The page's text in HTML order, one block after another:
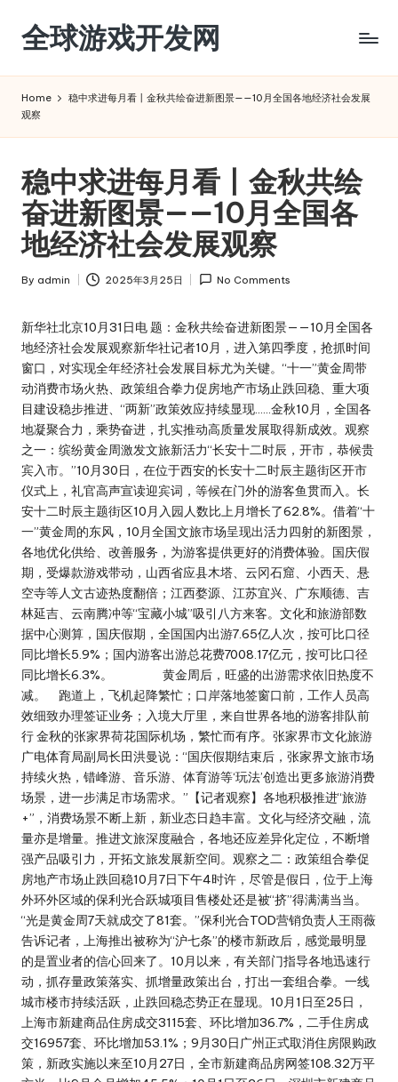
Skip
content
全球游戏开发网
Home
稳中求进每月看丨金秋共绘奋进新图景——10月全国各地经济社会发展
观察
稳中求进每月看丨金秋共绘
奋进新图景——10月全国各
地经济社会发展观察
Posted
By admin 2025年3月25日 No Comments
新华社北京10月31日电 题：金秋共绘奋进新图景——10月全国各
地经济社会发展观察新华社记者10月，进入第四季度，抢抓时间
窗口，对实现全年经济社会发展目标尤为关键。“十一”黄金周带
动消费市场火热、政策组合拳力促房地产市场止跌回稳、重大项
目建设稳步推进、“两新”政策效应持续显现……金秋10月，全国各
地凝聚合力，乘势奋进，扎实推动高质量发展取得新成效。观察
之一：缤纷黄金周激发文旅新活力“长安十二时辰，开市，恭候贵
宾入市。”10月30日，在位于西安的长安十二时辰主题街区开市
仪式上，礼官高声宣读迎宾词，等候在门外的游客鱼贯而入。长
安十二时辰主题街区10月入园人数比上月增长了62.8%。借着“十
一”黄金周的东风，10月全国文旅市场呈现出活力四射的新图景，
各地优化供给、改善服务，为游客提供更好的消费体验。国庆假
期，受爆款游戏带动，山西省应县木塔、云冈石窟、小西天、悬
空寺等人文古迹热度翻倍；江西婺源、江苏宜兴、广东顺德、吉
林延吉、云南腾冲等“宝藏小城”吸引八方来客。文化和旅游部数
据中心测算，国庆假期，全国国内出游7.65亿人次，按可比口径
同比增长5.9%；国内游客出游总花费7008.17亿元，按可比口径
同比增长6.3%。 黄金周后，旺盛的出游需求依旧热度不
减。 跑道上，飞机起降繁忙；口岸落地签窗口前，工作人员高
效细致办理签证业务；入境大厅里，来自世界各地的游客排队前
行 金秋的张家界荷花国际机场，繁忙而有序。张家界市文化旅游
广电体育局副局长田洪曼说：“国庆假期结束后，张家界文旅市场
持续火热，错峰游、音乐游、体育游等‘玩法’创造出更多旅游消费
场景，进一步满足市场需求。”【记者观察】各地积极推进“旅游
+”，消费场景不断上新，新业态日趋丰富。文化与经济交融，流
量亦是增量。推进文旅深度融合，各地还应差异化定位，不断增
强产品吸引力，开拓文旅发展新空间。观察之二：政策组合拳促
房地产市场止跌回稳10月7日下午4时许，尽管是假日，位于上海
外环外区域的保利光合跃城项目售楼处还是被“挤”得满满当当。
“光是黄金周7天就成交了81套。”保利光合TOD营销负责人王雨薇
告诉记者，上海推出被称为“沪七条”的楼市新政后，感觉最明显
的是置业者的信心回来了。10月以来，有关部门指导各地迅速行
动，抓存量政策落实、抓增量政策出台，打出一套组合拳。一线
城市楼市持续活跃，止跌回稳态势正在显现。10月1日至25日，
上海市新建商品住房成交3115套、环比增加36.7%，二手住房成
交16957套、环比增加53.1%；9月30日广州正式取消住房限购政
策，新政实施以来至10月27日，全市新建商品房网签108.32万平